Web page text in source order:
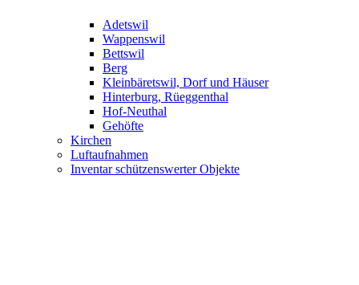
Adetswil
Wappenswil
Bettswil
Berg
Kleinbäretswil, Dorf und Häuser
Hinterburg, Rüeggenthal
Hof-Neuthal
Gehöfte
Kirchen
Luftaufnahmen
Inventar schützenswerter Objekte